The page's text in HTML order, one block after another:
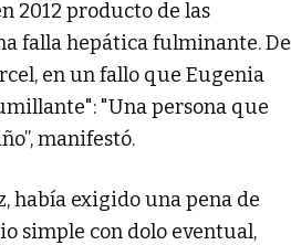
2012 producto de las
falla hepática fulminante. De
en un fallo que Eugenia
"Una persona que
manifestó.
había exigido una pena de
simple con dolo eventual,